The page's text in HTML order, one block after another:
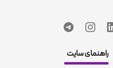
راهنمای سایت